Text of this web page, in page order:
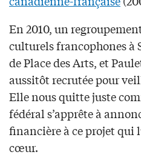
En 2010, un
culturels francophones à
de Place des Arts, et
aussitôt recrutée pour
Elle nous quitte juste
fédéral s’apprête à
financière à ce projet
cœur.